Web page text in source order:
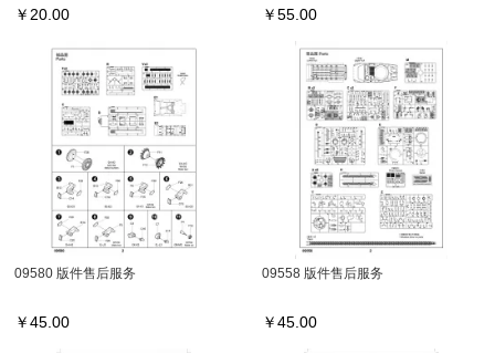
￥ 20.00 ￥55.00
09580 版件售后服务
￥45.00
09558 版件售后服务
￥45.00